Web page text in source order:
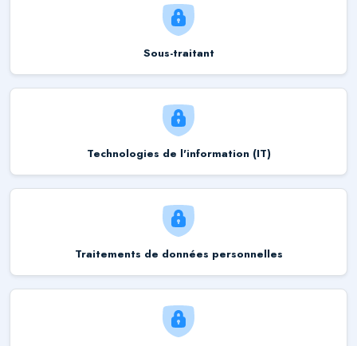
Sous-traitant
Technologies de l'information (IT)
Traitements de données personnelles